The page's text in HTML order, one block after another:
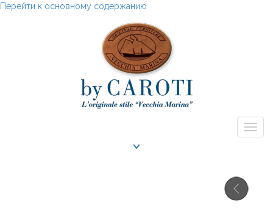
Перейти к основному содержанию